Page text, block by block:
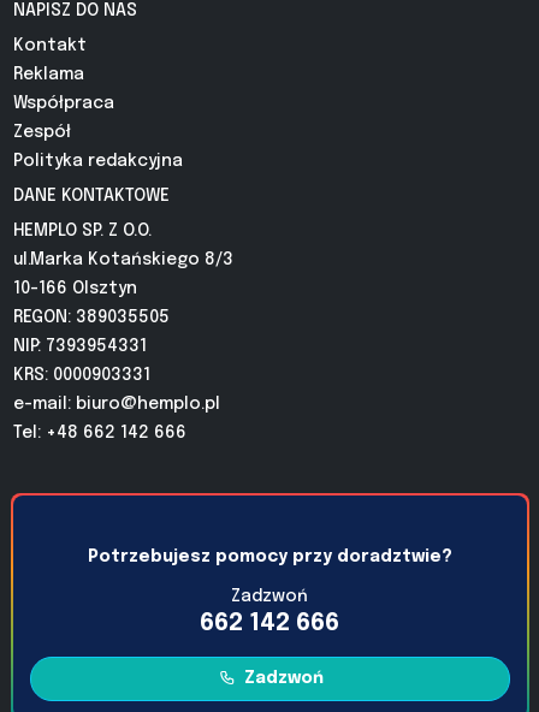
NAPISZ DO NAS
Kontakt
Reklama
Współpraca
Zespół
Polityka redakcyjna
DANE KONTAKTOWE
HEMPLO SP. Z O.O.
ul.Marka Kotańskiego 8/3
10-166 Olsztyn
REGON: 389035505
NIP: 7393954331
KRS: 0000903331
e-mail: biuro@hemplo.pl
Tel: +48 662 142 666
Potrzebujesz pomocy przy doradztwie?
Zadzwoń
662 142 666
Zadzwoń